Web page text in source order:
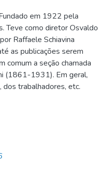
em 1922 pela
Teve como diretor Osvaldo
Raffaele Schiavina
as publicações serem
comum a seção chamada
(1861-1931). Em geral,
trabalhadores, etc.